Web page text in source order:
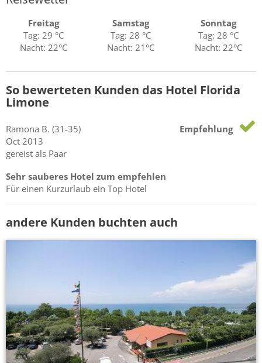
Freitag
Tag: 29 °C
Nacht: 22°C
Samstag
Tag: 28 °C
Nacht: 21°C
Sonntag
Tag: 28 °C
Nacht: 22°C
So bewerteten Kunden das Hotel Florida
Limone
Ramona B. (31-35)
Oct 2013
gereist als Paar
Empfehlung
Sehr sauberes Hotel zum empfehlen
Für einen Kurzurlaub ein Top Hotel
andere Kunden buchten auch